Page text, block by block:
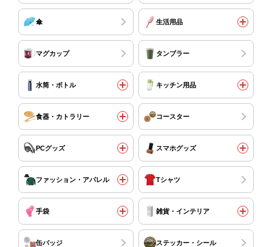
傘 生活用品
マグカップ タンブラー
水筒・ボトル キッチン用品
食器・カトラリー コースター
PCグッズ スマホグッズ
ファッション・アパレル Tシャツ
手袋 雑貨・インテリア
缶バッジ ステッカー・シール